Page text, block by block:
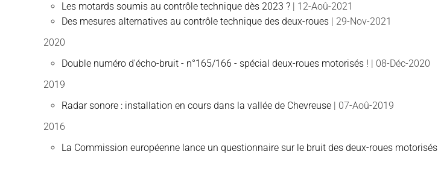
Les motards soumis au contrôle technique dès 2023 ?
| 12-Aoû-2021
Des mesures alternatives au contrôle technique des deux-roues
| 29-Nov-2021
2020
Double numéro d'écho-bruit - n°165/166 - spécial deux-roues motorisés !
| 08-Déc-2020
2019
Radar sonore : installation en cours dans la vallée de Chevreuse
| 07-Aoû-2019
2016
La Commission européenne lance un questionnaire sur le bruit des deux-roues motorisés